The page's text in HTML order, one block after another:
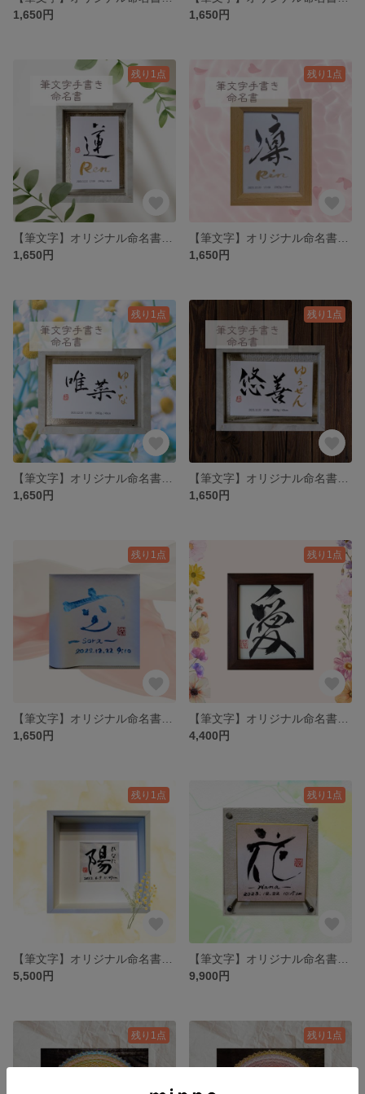
1,650円
1,650円
残り1点
1,650円
残り1点
1,650円
残り1点
1,650円
残り1点
1,650円
残り1点
1,650円
残り1点
4,400円
残り1点
5,500円
残り1点
9,900円
残り1点 残り1点